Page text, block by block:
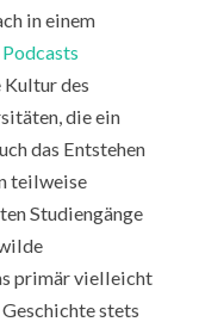
in einem
des
die ein
das Entstehen
teilweise
Studiengänge
primär vielleicht
stets